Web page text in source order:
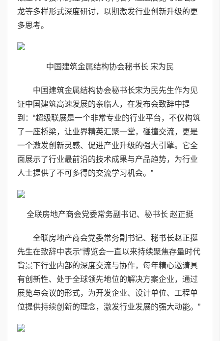
龙等多样形式深度研讨，以期激发行业创新升级的更
多思考。
中国建筑金属结构协会秘书长 宋为民
中国建筑金属结构协会秘书长宋为民先生作为见
证中国建筑高速发展的亲临人，在发布会致辞中提
到：“超级联展是一个非常专业的行业平台，不仅构筑
了一座桥梁，让业界精英汇聚一堂，碰撞交流，更是
一个激发创新灵感、促进产业升级的强大引擎。它全
面展示了行业最前沿的技术成果与产品趋势，为行业
人士提供了不可多得的交流学习机会。”
全联房地产商会党委常务副书记、秘书长 赵正挺
全联房地产商会党委常务副书记、秘书长赵正挺
先生在致辞中表示“博览会一直以来持续聚焦存量时代
背景下行业内部的深度交流与协作，每年精心邀请具
有创新性、处于全球领先地位的解决方案企业，通过
展览与会议的形式，为开发企业、设计单位、工程单
位提供持续创新的理念，激发行业发展的强大动能。”